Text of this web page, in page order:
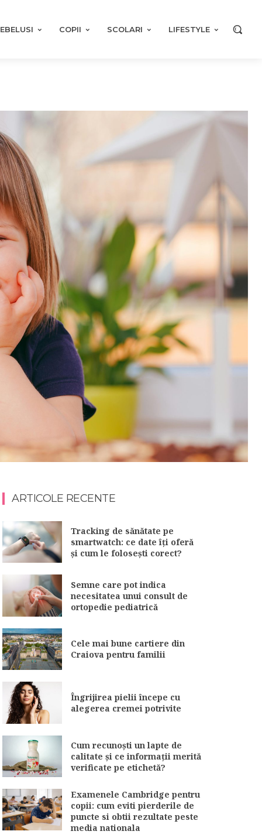
COPII SCOLARI LIFESTYLE
ARTICOLE RECENTE
Tracking de sănătate pe
smartwatch: ce date îți oferă
și cum le folosești corect?
Semne care pot indica
necesitatea unui consult de
ortopedie pediatrică
Cele mai bune cartiere din
Craiova pentru familii
Îngrijirea pielii începe cu
alegerea cremei potrivite
Cum recunoști un lapte de
calitate și ce informații merită
verificate pe etichetă?
Examenele Cambridge pentru
copii: cum eviti pierderile de
puncte si obtii rezultate peste
media nationala